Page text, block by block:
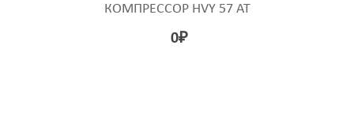
КОМПРЕССОР HVY 57 AT
0₽